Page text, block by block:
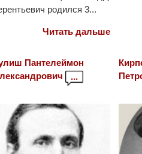
родился 3...
Читать дальше
Пантелеймон
...